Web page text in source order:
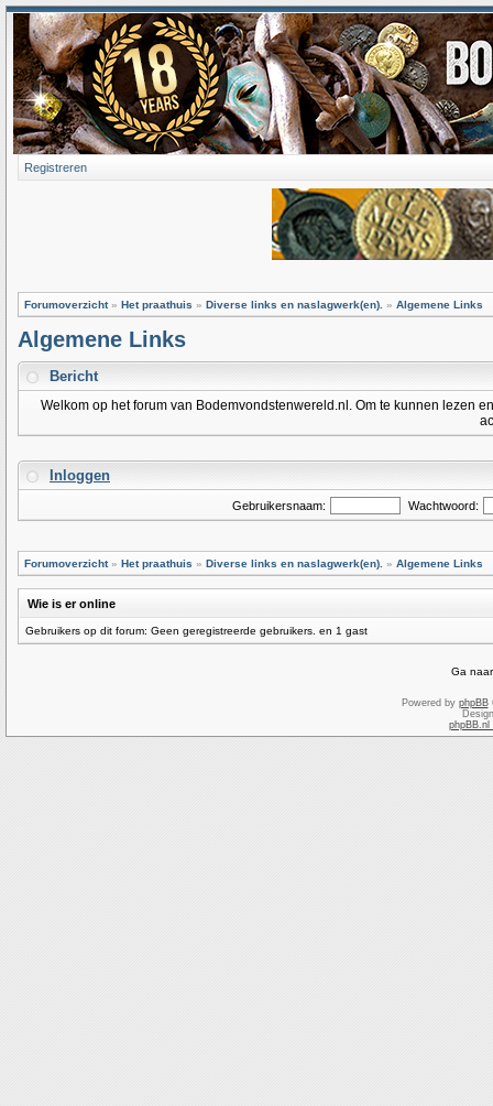
Registreren
Forumoverzicht» Het praathuis » Diverse links en naslagwerk(en). » Algemene Links
Algemene Links
Bericht
Welkom op het forum van Bodemvondstenwereld.nl. Om te kunnen lezen
Inloggen
Gebruikersnaam: Wachtwoord:
Forumoverzicht» Het praathuis » Diverse links en naslagwerk(en). » Algemene Links
Wie is er online
Gebruikers op dit forum: Geen geregistreerde gebruikers. en 1 gast
Ga
Powered by phpBB
phpBB.nl